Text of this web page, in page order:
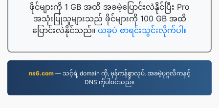
ဖိုင်များကို 1 GB အထိ အခမဲ့ပြောင်းလဲနိုင်ပြီး Pro
အသုံးပြုသူများသည် ဖိုင်များကို 100 GB အထိ
ပြောင်းလဲနိုင်သည်။ ယခုပဲ စာရင်းသွင်းလိုက်ပါ။
ns6.com— သင့်ရဲ့ domain ကို, မှန်ကန်စွာလုပ်. အခမဲ့ပုဂ္ဂလိကနှင့်
DNS ကိုပါဝင်သည်။